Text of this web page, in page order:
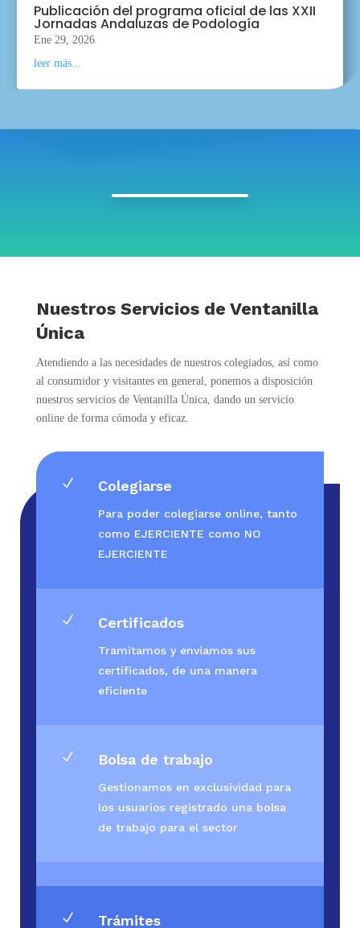
Publicación del programa oficial de las XXII
Jornadas Andaluzas de Podología
Ene 29, 2026
leer más...
Nuestros Servicios de Ventanilla
Única
Atendiendo a las necesidades de nuestros colegiados, así como
al consumidor y visitantes en general, ponemos a disposición
nuestros servicios de Ventanilla Única, dando un servicio
online de forma cómoda y eficaz.
N Colegiarse
Para poder colegiarse online, tanto
como EJERCIENTE como NO
EJERCIENTE
N Certificados
Tramitamos y enviamos sus
certificados, de una manera
eficiente
N Bolsa de trabajo
Gestionamos en exclusividad para
los usuarios registrado una bolsa
de trabajo para el sector
N Trámites